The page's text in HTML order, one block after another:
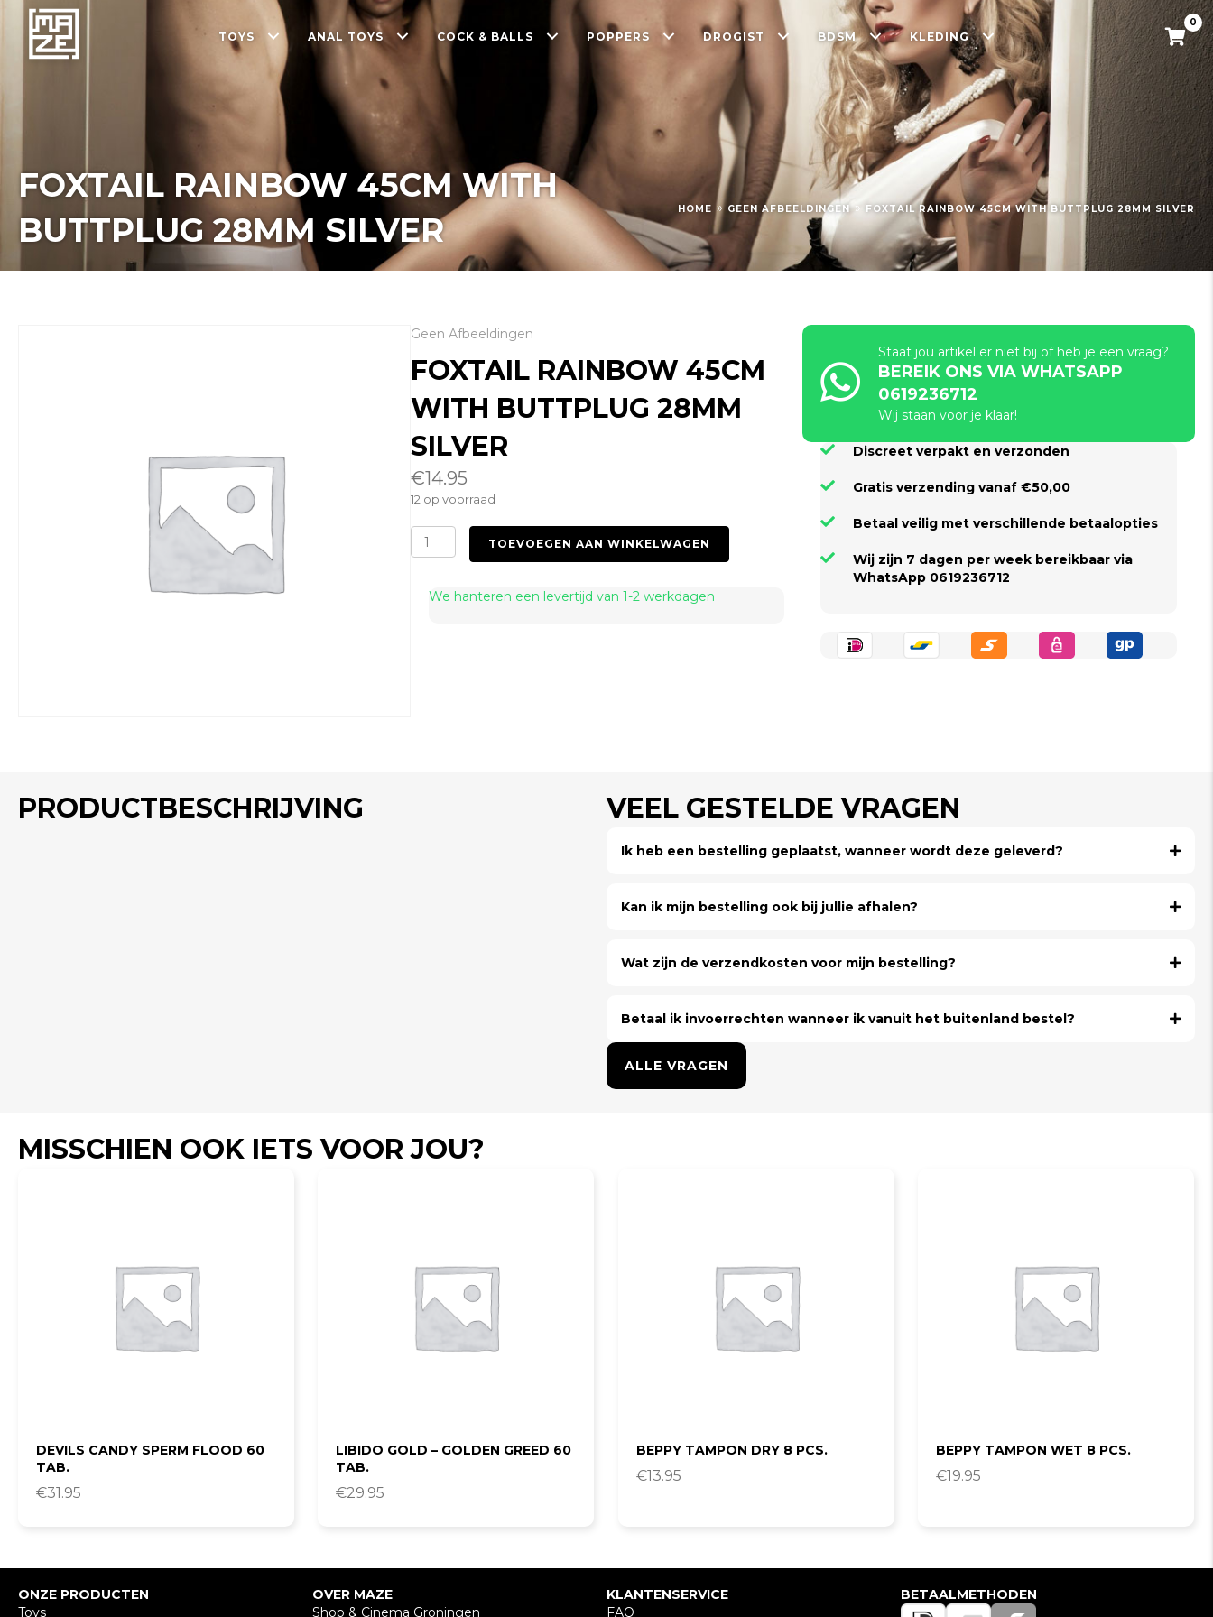
TOYS ANAL TOYS COCK & BALLS POPPERS DROGIST BDSM KLEDING
0
FOXTAIL RAINBOW 45CM WITH
BUTTPLUG 28MM SILVER
HOME » GEEN AFBEELDINGEN » FOXTAIL RAINBOW 45CM WITH BUTTPLUG 28MM SILVER
Geen Afbeeldingen
FOXTAIL RAINBOW 45CM
WITH BUTTPLUG 28MM
SILVER
€14.95
12 op voorraad
Foxtail
Rainbow
with
Buttplug
TOEVOEGEN AAN WINKELWAGEN
We hanteren een levertijd van 1-2 werkdagen
Staat jou artikel er niet bij of heb je een vraag?
BEREIK ONS VIA WHATSAPP
0619236712
Wij staan voor je klaar!
Discreet verpakt en verzonden
Gratis verzending vanaf €50,00
Betaal veilig met verschillende betaalopties
Wij zijn 7 dagen per week bereikbaar via
WhatsApp 0619236712
PRODUCTBESCHRIJVING VEEL GESTELDE VRAGEN
Ik heb een bestelling geplaatst, wanneer wordt deze geleverd?
Kan ik mijn bestelling ook bij jullie afhalen?
Wat zijn de verzendkosten voor mijn bestelling?
Betaal ik invoerrechten wanneer ik vanuit het buitenland bestel?
ALLE VRAGEN
MISSCHIEN OOK IETS VOOR JOU?
DEVILS CANDY SPERM FLOOD 60
TAB.
€31.95
LIBIDO GOLD – GOLDEN GREED 60
TAB.
€29.95
BEPPY TAMPON DRY 8 PCS.
€13.95
BEPPY TAMPON WET 8 PCS.
€19.95
ONZE PRODUCTEN
Toys
OVER MAZE
Shop & Cinema Groningen
KLANTENSERVICE
FAQ
BETAALMETHODEN